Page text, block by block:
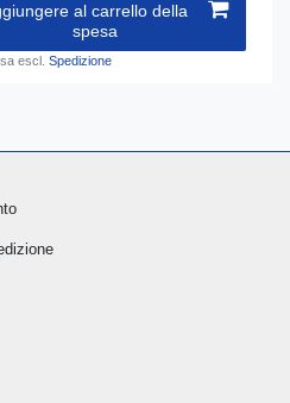
al carrello della
spesa
escl.Spedizione